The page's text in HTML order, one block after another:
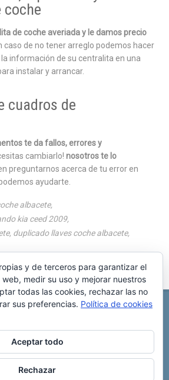
coche
de coche averiada y le damos precio
caso de no tener arreglo podemos hacer
información de su centralita en una
instalar y arrancar.
cuadros de
te da fallos, errores y
cambiarlo!nosotros te lo
preguntarnos acerca de tu error en
ayudarte.
albacete,
kia ceed 2009,
, duplicado llaves coche albacete,
DE COCHE
C/ Virgen del pilar, 6 ,
Reparación Centralita De Coche
y de terceros para garantizar el
medir su uso y mejorar nuestros
todas las cookies, rechazar las no
sus preferencias. Política de cookies
Aceptar todo
Rechazar